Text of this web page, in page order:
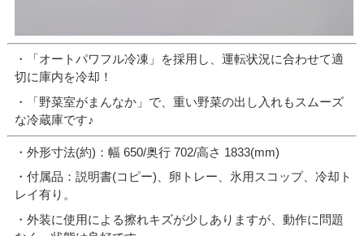
・「オートパワフル冷凍」を採用し、運転状況に合わせて適
切に庫内を冷却！
・「野菜室がまんなか」で、重い野菜の出し入れもスムーズ
な冷蔵庫です♪
・外形寸法(約)：幅 650/奥行 702/高さ 1833(mm)
・付属品：説明書(コピー)、卵トレー、氷用スコップ、冷却ト
レイ有り。
・外装に使用による擦れキズが少しありますが、動作に問題